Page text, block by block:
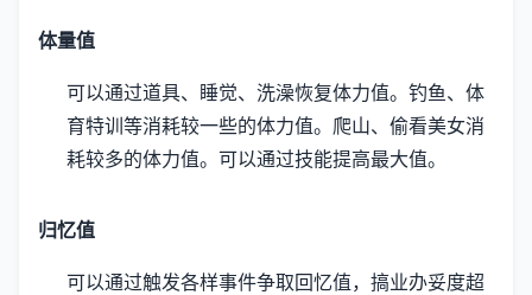
体量值
可以通过道具、睡觉、洗澡恢复体力值。 钓鱼、体
育特训等消耗较一些的体力值。 爬山、偷看美女消
耗较多的体力值。 可以通过技能提高最大值。
归忆值
可以通过触发各样事件争取回忆值，搞业办妥度超